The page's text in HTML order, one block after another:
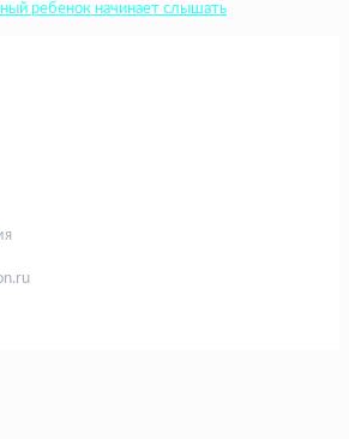
ребенок начинает слышать